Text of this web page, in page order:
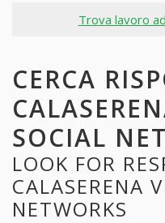
Trova lavoro
CERCA
SOCIAL
LOOK FOR
CALASERENA
NETWORKS